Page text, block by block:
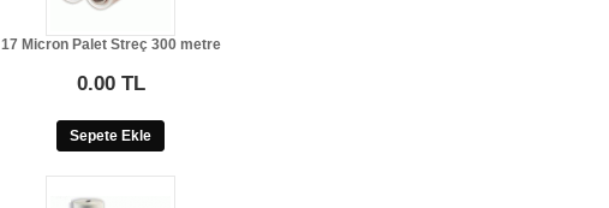
17 Micron Palet Streç 300 metre
0.00 TL
Sepete Ekle